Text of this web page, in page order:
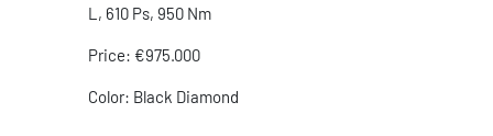
L, 610 Ps, 950 Nm
Price: €975.000
Color: Black Diamond